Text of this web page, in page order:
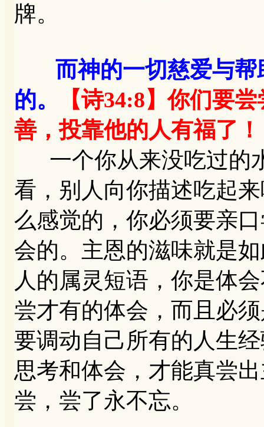
牌。
而神的一切慈爱与
的。
【诗34:8】你们要
善，投靠他的人有福了！
一个你从来没吃过的
看，别人向你描述吃起
么感觉的，你必须要亲
会的。主恩的滋味就是
人的属灵短语，你是体
尝才有的体会，而且必
要调动自己所有的人生
思考和体会，才能真尝
尝，尝了永不忘。